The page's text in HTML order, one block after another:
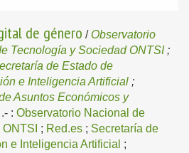
de género / Observatorio
Tecnología y Sociedad ONTSI;
de Estado de
e Inteligencia Artificial ;
Asuntos Económicos y
.- : Observatorio Nacional de
; Red.es ; Secretaría de
e Inteligencia Artificial ;